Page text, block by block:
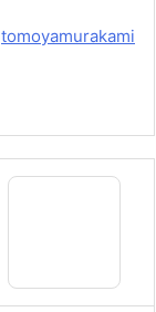
tomoyamurakami